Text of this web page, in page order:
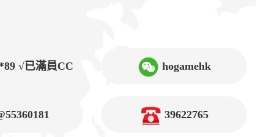
√已滿員CC hogamehk
39622765